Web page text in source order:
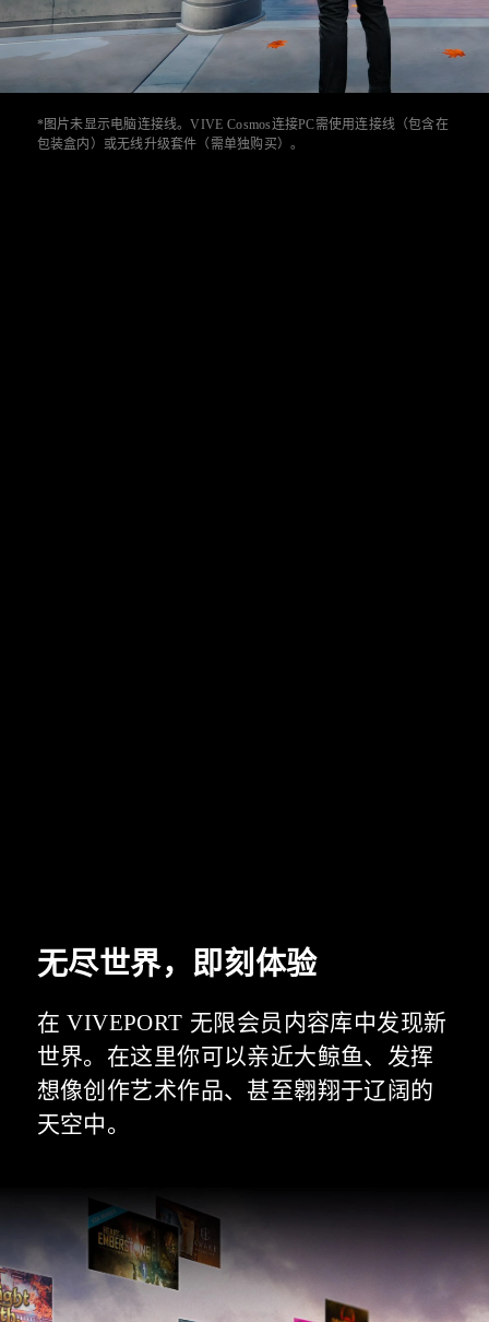
*图片未显示电脑连接线。VIVE Cosmos连接PC需使用连接线（包含在
包装盒内）或无线升级套件（需单独购买）。
无尽世界，即刻体验
在 VIVEPORT 无限会员内容库中发现新
世界。在这里你可以亲近大鲸鱼、发挥
想像创作艺术作品、甚至翱翔于辽阔的
天空中。